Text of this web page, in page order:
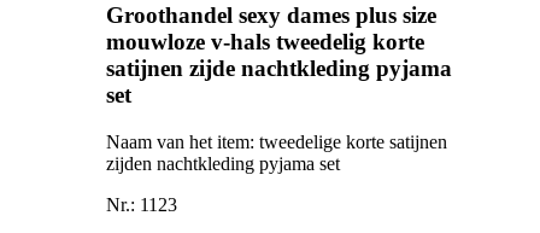
Groothandel sexy dames plus size
mouwloze v-hals tweedelig korte
satijnen zijde nachtkleding pyjama
set
Naam van het item: tweedelige korte satijnen
zijden nachtkleding pyjama set
Nr.: 1123